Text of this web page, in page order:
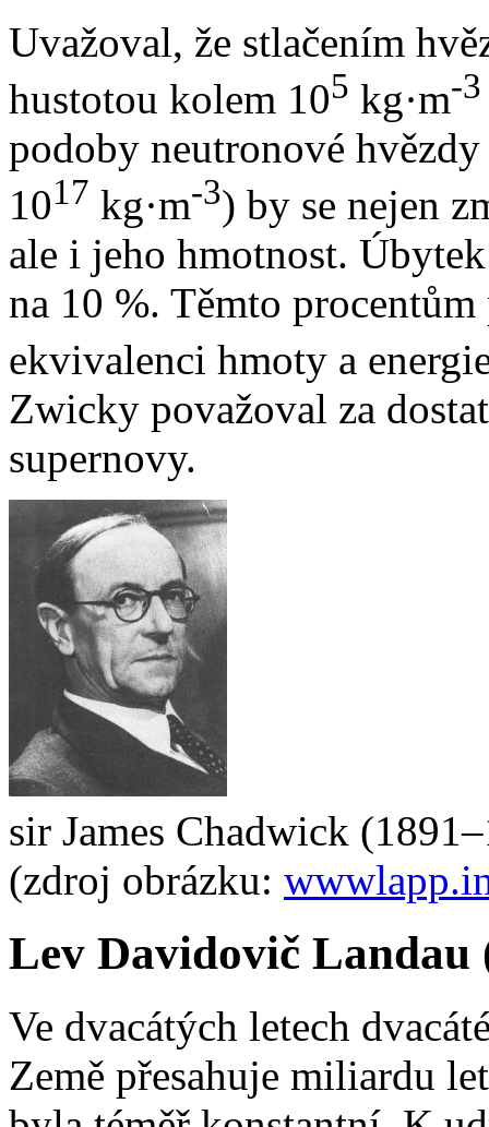
Uvažoval, že stlačením
hustotou kolem 105 kg·m-3
podoby neutronové
1017 kg·m-3) by se nejen
ale i jeho hmotnost.
na 10 %. Těmto
ekvivalenci hmoty a
Zwicky považoval za
supernovy.
sir James Chadwick
(zdroj obrázku:
Lev Davidovič Landau
Ve dvacátých letech
Země přesahuje miliardu